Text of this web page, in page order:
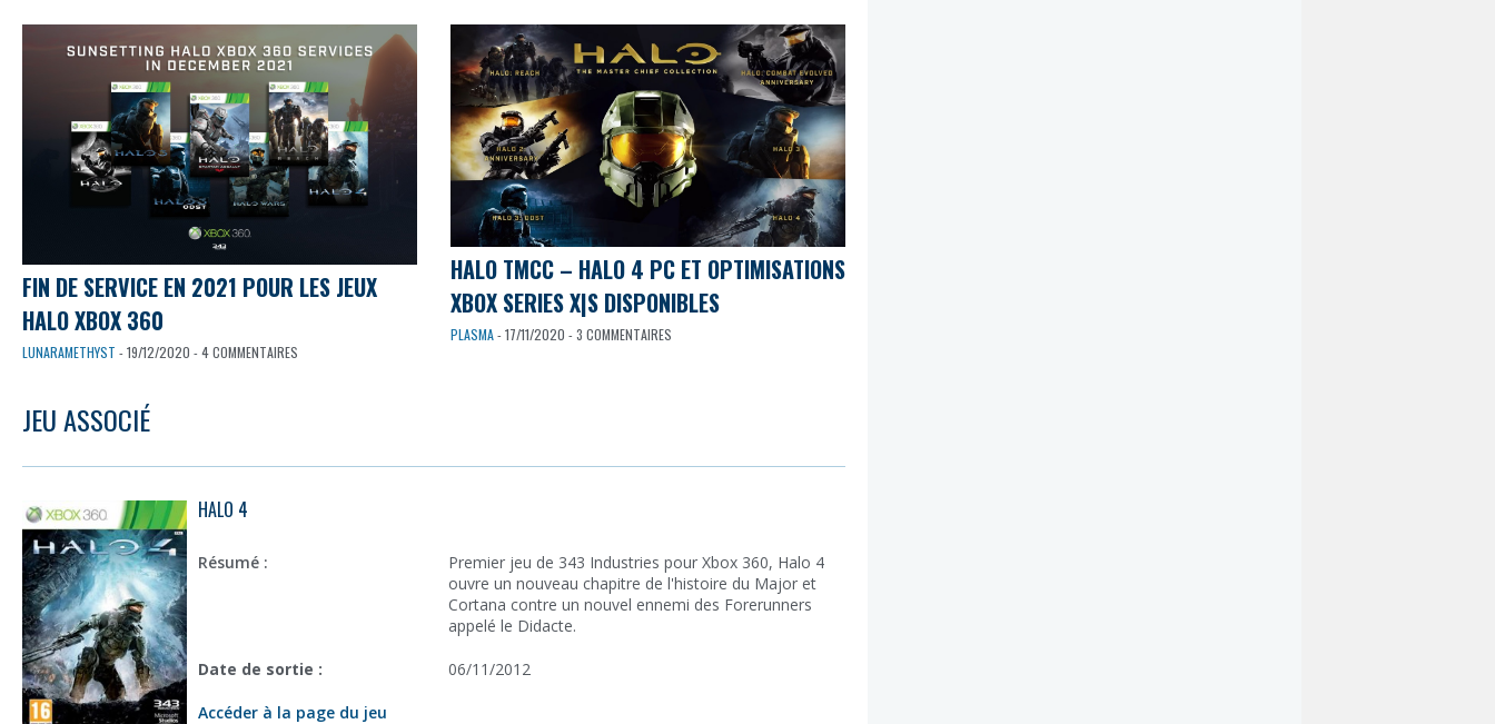
FIN DE SERVICE EN 2021 POUR LES JEUX
HALO XBOX 360
LUNARAMETHYST - 19/12/2020 - 4 COMMENTAIRES
HALO TMCC – HALO 4 PC ET OPTIMISATIONS
XBOX SERIES X|S DISPONIBLES
PLASMA- 17/11/2020 - 3 COMMENTAIRES
JEU ASSOCIÉ
HALO 4
Résumé :
Premier jeu de 343 Industries pour Xbox 360, Halo 4
ouvre un nouveau chapitre de l'histoire du Major et
Cortana contre un nouvel ennemi des Forerunners
appelé le Didacte.
Date de sortie : 06/11/2012
Accéder à la page du jeu